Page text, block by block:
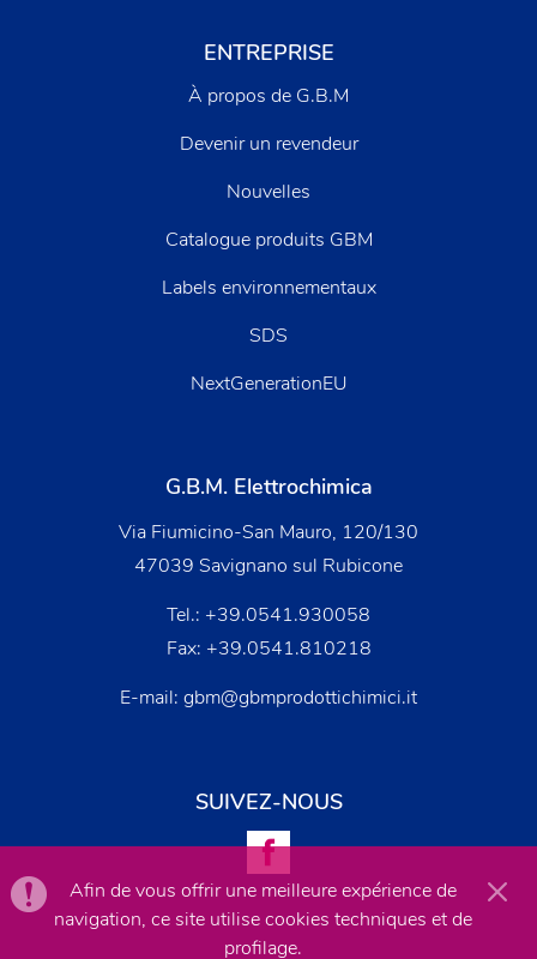
ENTREPRISE
À propos de G.B.M
Devenir un revendeur
Nouvelles
Catalogue produits GBM
Labels environnementaux
SDS
NextGenerationEU
G.B.M. Elettrochimica
Via Fiumicino-San Mauro, 120/130
47039 Savignano sul Rubicone
Tel.: +39.0541.930058
Fax: +39.0541.810218
E-mail: gbm@gbmprodottichimici.it
SUIVEZ-NOUS
Afin de vous offrir une meilleure expérience de
navigation, ce site utilise cookies techniques et de
profilage.